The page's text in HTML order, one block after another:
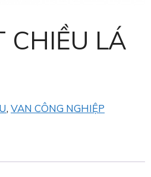
CHIỀU LÁ
, VAN CÔNG NGHIỆP